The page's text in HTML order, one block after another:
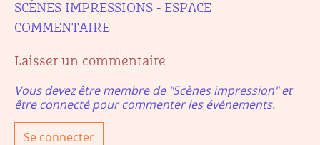
SCÈNES IMPRESSIONS - ESPACE
COMMENTAIRE
Laisser un commentaire
Vous devez être membre de "Scènes impression" et
être connecté pour commenter les événements.
Se connecter